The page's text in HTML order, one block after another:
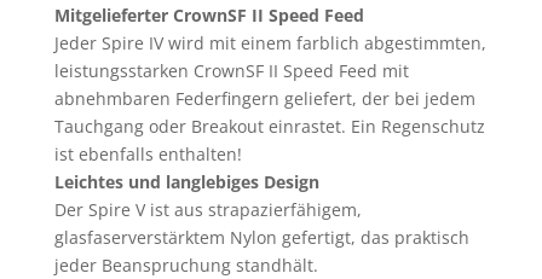
Mitgelieferter CrownSF II Speed Feed
Jeder Spire IV wird mit einem farblich abgestimmten,
leistungsstarken CrownSF II Speed Feed mit
abnehmbaren Federfingern geliefert, der bei jedem
Tauchgang oder Breakout einrastet. Ein Regenschutz
ist ebenfalls enthalten!
Leichtes und langlebiges Design
Der Spire V ist aus strapazierfähigem,
glasfaserverstärktem Nylon gefertigt, das praktisch
jeder Beanspruchung standhält.